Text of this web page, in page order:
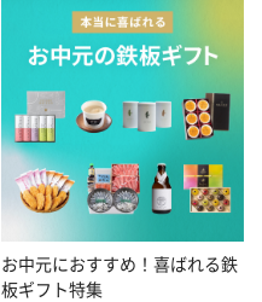
お中元におすすめ！喜ばれる鉄
板ギフト特集